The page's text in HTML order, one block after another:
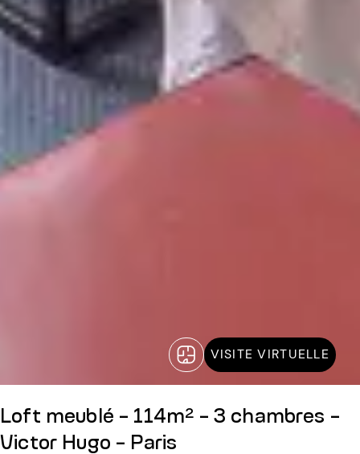
VISITE VIRTUELLE
Loft meublé - 114m² - 3 chambres -
Victor Hugo - Paris